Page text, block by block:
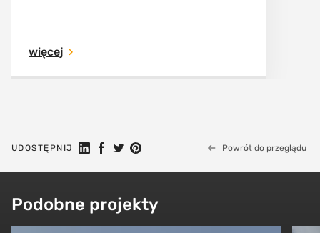
więcej
UDOSTĘPNIJ Udostępnij na Linkedin
Udostępnij na Facebook
Udostępnij na Twitter
Udostępnij na PinterestPowrót do przeglądu
Podobne projekty